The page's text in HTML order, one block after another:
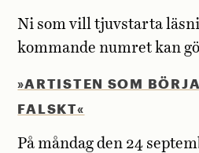
Ni som vill tjuvstarta
kommande numret kan
»ARTISTEN SOM
FALSKT«
På måndag den 24